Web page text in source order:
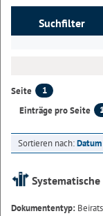
Suchfilter
Seite
1
Einträge pro Seite
Sortieren nach:Datum
Dokumententyp: